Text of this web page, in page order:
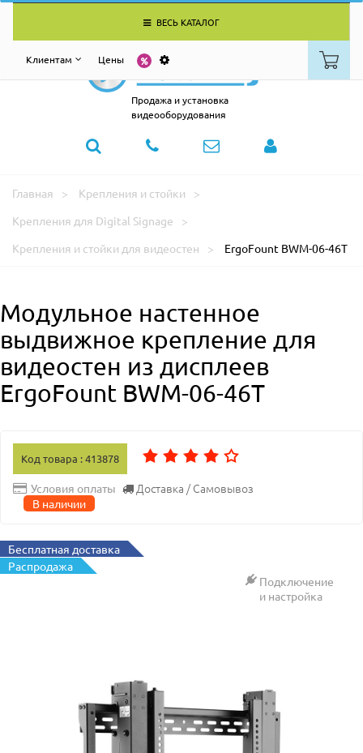
ВЕСЬ КАТАЛОГ
Клиентам Цены
Продажа и установка
видеооборудования
Главная
Крепления и стойки
Крепления для Digital Signage
Крепления и стойки для видеостен
ErgoFount BWM-06-46T
Модульное настенное
выдвижное крепление для
видеостен из дисплеев
ErgoFount BWM-06-46T
Код товара : 413878
Условия оплаты Доставка / Самовывоз
В наличии
Бесплатная доставка
Распродажа
Подключение
и настройка